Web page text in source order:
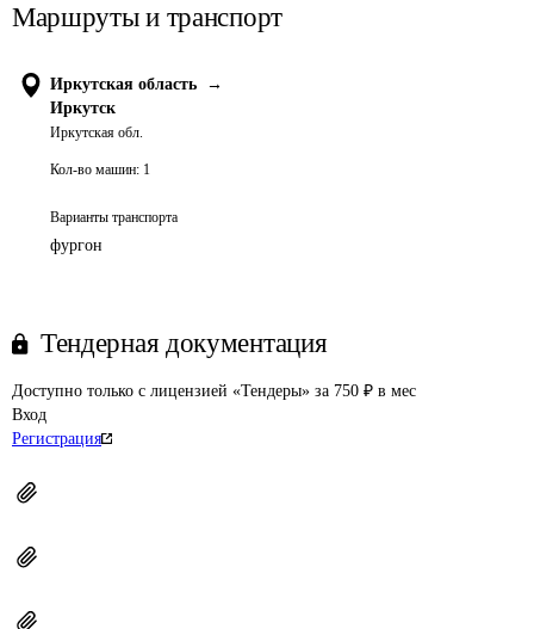
Маршруты и транспорт
Иркутская область
→
Иркутск
Иркутская обл.
Кол-во машин: 1
Варианты транспорта
фургон
Тендерная документация
Доступно только с лицензией «Тендеры» за 750 ₽ в мес
Вход
Регистрация